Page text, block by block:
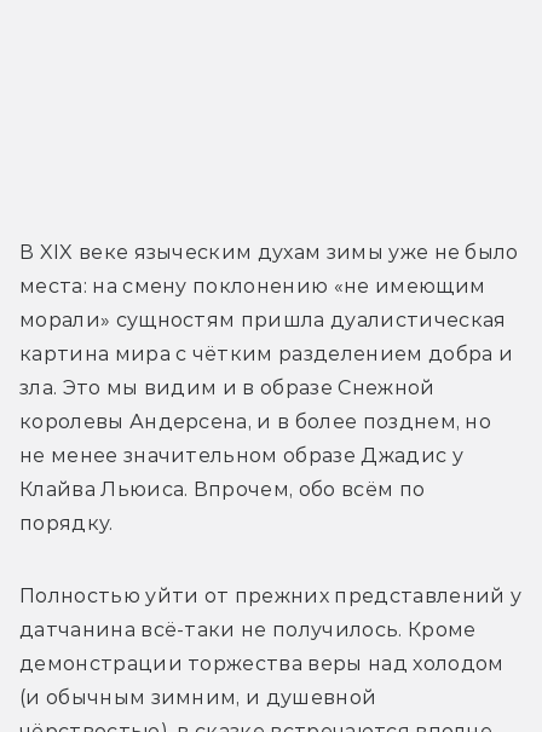
В XIX веке языческим духам зимы уже не было
места: на смену поклонению «не имеющим
морали» сущностям пришла дуалистическая
картина мира с чётким разделением добра и
зла. Это мы видим и в образе Снежной
королевы Андерсена, и в более позднем, но
не менее значительном образе Джадис у
Клайва Льюиса. Впрочем, обо всём по
порядку.
Полностью уйти от прежних представлений у
датчанина всё-таки не получилось. Кроме
демонстрации торжества веры над холодом
(и обычным зимним, и душевной